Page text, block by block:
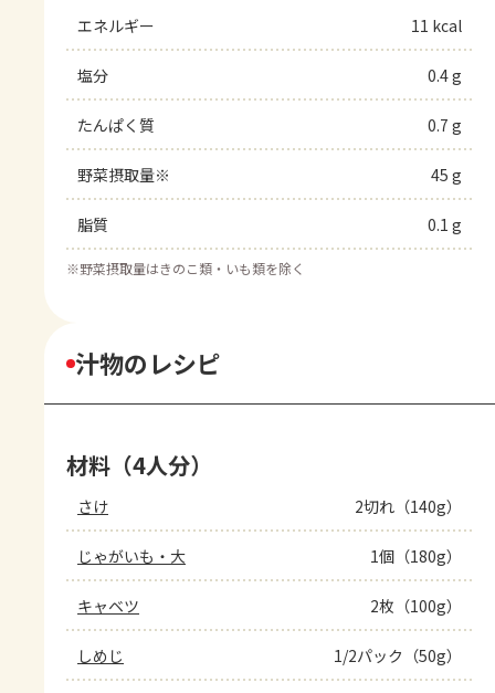
エネルギー 11 kcal
塩分 0.4 g
たんぱく質 0.7 g
野菜摂取量※ 45 g
脂質 0.1 g
※野菜摂取量はきのこ類・いも類を除く
汁物のレシピ
材料（4人分）
さけ 2切れ（140g）
じゃがいも・大 1個（180g）
キャベツ 2枚（100g）
しめじ 1/2パック（50g）